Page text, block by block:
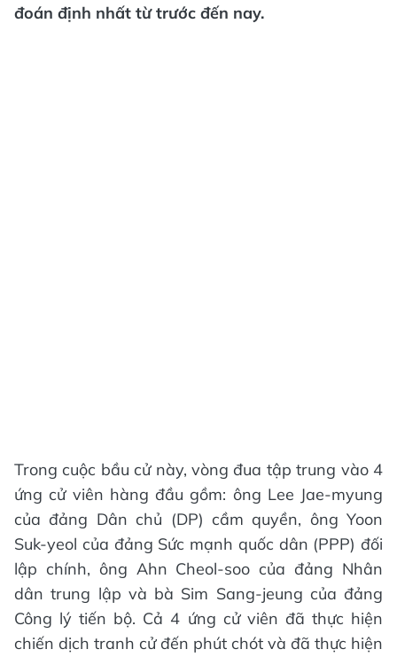
đoán định nhất từ trước đến nay.
Trong cuộc bầu cử này, vòng đua tập trung vào 4
ứng cử viên hàng đầu gồm: ông Lee Jae-myung
của đảng Dân chủ (DP) cầm quyền, ông Yoon
Suk-yeol của đảng Sức mạnh quốc dân (PPP) đối
lập chính, ông Ahn Cheol-soo của đảng Nhân
dân trung lập và bà Sim Sang-jeung của đảng
Công lý tiến bộ. Cả 4 ứng cử viên đã thực hiện
chiến dịch tranh cử đến phút chót và đã thực hiện